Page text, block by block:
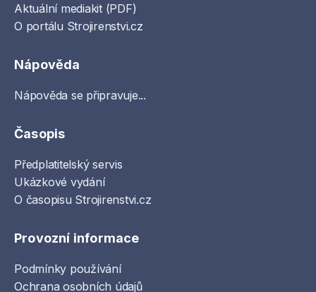
Aktuální mediakit (PDF)
O portálu Strojirenstvi.cz
Nápověda
Nápověda se připravuje...
Časopis
Předplatitelský servis
Ukázkové vydání
O časopisu Strojirenstvi.cz
Provozní informace
Podmínky používání
Ochrana osobních údajů